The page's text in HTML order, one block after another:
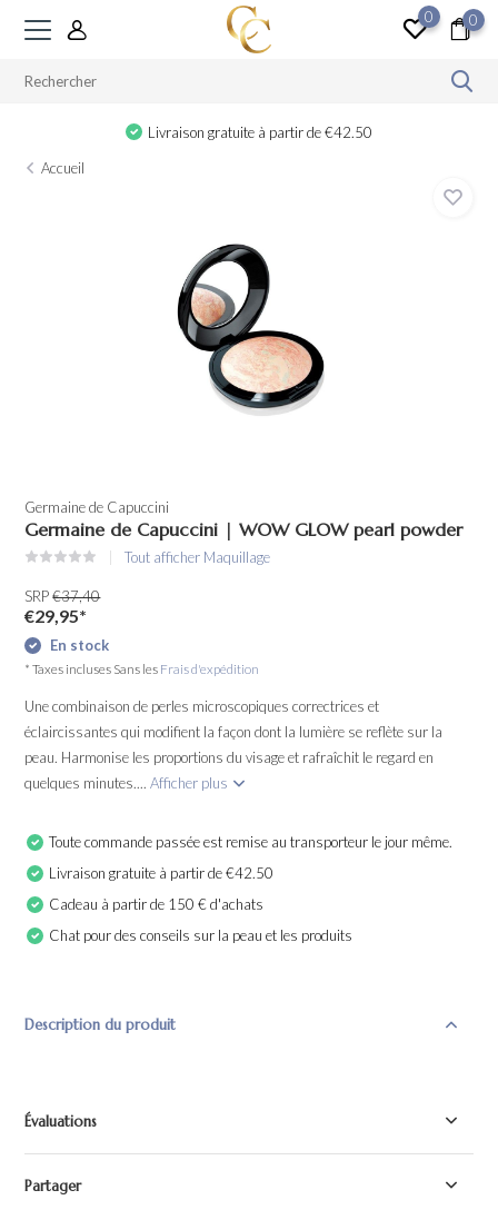
0 0
Livraison gratuite à partir de €42.50
Accueil
Germaine de Capuccini
Germaine de Capuccini | WOW GLOW pearl powder
Tout afficher Maquillage
SRP€37,40
€29,95*
En stock
* Taxes incluses Sans les Frais d'expédition
Une combinaison de perles microscopiques correctrices et
éclaircissantes qui modifient la façon dont la lumière se reflète sur la
peau. Harmonise les proportions du visage et rafraîchit le regard en
quelques minutes....Afficher plus
Toute commande passée est remise au transporteur le jour même.
Livraison gratuite à partir de €42.50
Cadeau à partir de 150 € d'achats
Chat pour des conseils sur la peau et les produits
Description du produit
Évaluations
Partager